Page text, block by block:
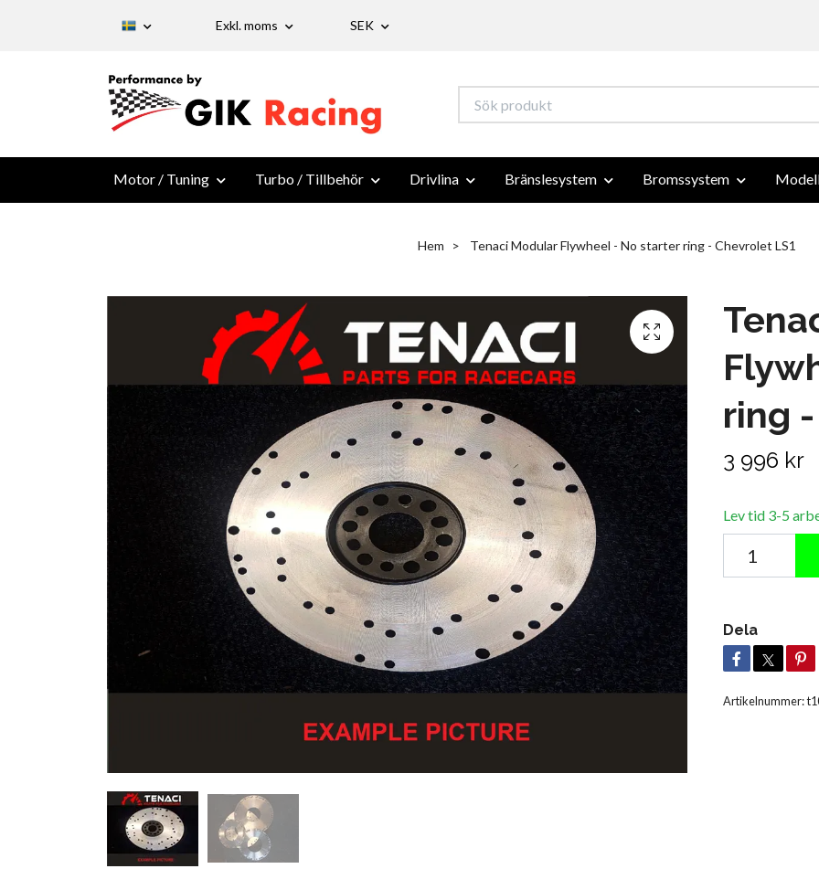
Exkl. moms SEK
Motor / Tuning Turbo / Tillbehör Drivlina Bränslesystem Bromssystem
Hem Tenaci Modular Flywheel - No starter ring - Chevrolet LS1
ring
3 996 kr
Lev tid 3-5
Dela
Artikelnummer: